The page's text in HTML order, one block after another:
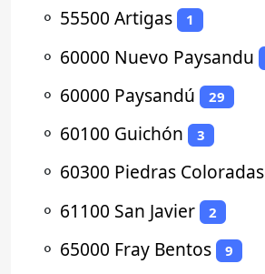
⚬ 55500 Artigas 1
⚬ 60000 Nuevo Paysandu
⚬ 60000 Paysandú 29
⚬ 60100 Guichón 3
⚬ 60300 Piedras Coloradas
⚬ 61100 San Javier 2
⚬ 65000 Fray Bentos 9